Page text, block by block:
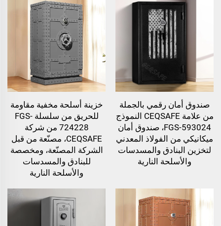
صندوق أمان رقمي بالجملة
من علامة CEQSAFE النموذج
FGS-593024، صندوق أمان
ميكانيكي من الفولاذ المعدني
لتخزين البنادق والمسدسات
والأسلحة النارية
خزينة أسلحة مخفية مقاومة
للحريق من سلسلة FGS-
724228 من شركة
CEQSAFE، مصنّعة من قبل
الشركة المصنّعة، ومخصصة
للبنادق والمسدسات
والأسلحة النارية